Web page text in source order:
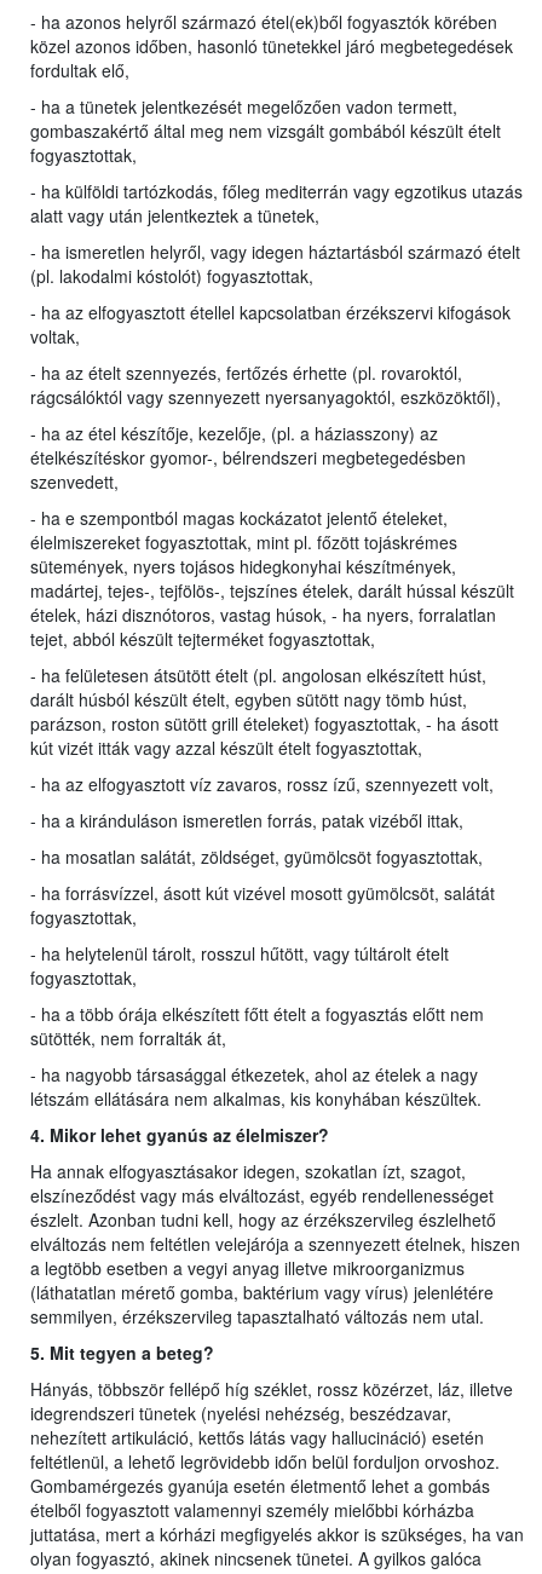
- ha azonos helyről származó étel(ek)ből fogyasztók körében
közel azonos időben, hasonló tünetekkel járó megbetegedések
fordultak elő,
- ha a tünetek jelentkezését megelőzően vadon termett,
gombaszakértő által meg nem vizsgált gombából készült ételt
fogyasztottak,
- ha külföldi tartózkodás, főleg mediterrán vagy egzotikus utazás
alatt vagy után jelentkeztek a tünetek,
- ha ismeretlen helyről, vagy idegen háztartásból származó ételt
(pl. lakodalmi kóstolót) fogyasztottak,
- ha az elfogyasztott étellel kapcsolatban érzékszervi kifogások
voltak,
- ha az ételt szennyezés, fertőzés érhette (pl. rovaroktól,
rágcsálóktól vagy szennyezett nyersanyagoktól, eszközöktől),
- ha az étel készítője, kezelője, (pl. a háziasszony) az
ételkészítéskor gyomor-, bélrendszeri megbetegedésben
szenvedett,
- ha e szempontból magas kockázatot jelentő ételeket,
élelmiszereket fogyasztottak, mint pl. főzött tojáskrémes
sütemények, nyers tojásos hidegkonyhai készítmények,
madártej, tejes-, tejfölös-, tejszínes ételek, darált hússal készült
ételek, házi disznótoros, vastag húsok, - ha nyers, forralatlan
tejet, abból készült tejterméket fogyasztottak,
- ha felületesen átsütött ételt (pl. angolosan elkészített húst,
darált húsból készült ételt, egyben sütött nagy tömb húst,
parázson, roston sütött grill ételeket) fogyasztottak, - ha ásott
kút vizét itták vagy azzal készült ételt fogyasztottak,
- ha az elfogyasztott víz zavaros, rossz ízű, szennyezett volt,
- ha a kiránduláson ismeretlen forrás, patak vizéből ittak,
- ha mosatlan salátát, zöldséget, gyümölcsöt fogyasztottak,
- ha forrásvízzel, ásott kút vizével mosott gyümölcsöt, salátát
fogyasztottak,
- ha helytelenül tárolt, rosszul hűtött, vagy túltárolt ételt
fogyasztottak,
- ha a több órája elkészített főtt ételt a fogyasztás előtt nem
sütötték, nem forralták át,
- ha nagyobb társasággal étkezetek, ahol az ételek a nagy
létszám ellátására nem alkalmas, kis konyhában készültek.
4. Mikor lehet gyanús az élelmiszer?
Ha annak elfogyasztásakor idegen, szokatlan ízt, szagot,
elszíneződést vagy más elváltozást, egyéb rendellenességet
észlelt. Azonban tudni kell, hogy az érzékszervileg észlelhető
elváltozás nem feltétlen velejárója a szennyezett ételnek, hiszen
a legtöbb esetben a vegyi anyag illetve mikroorganizmus
(láthatatlan mérető gomba, baktérium vagy vírus) jelenlétére
semmilyen, érzékszervileg tapasztalható változás nem utal.
5. Mit tegyen a beteg?
Hányás, többször fellépő híg széklet, rossz közérzet, láz, illetve
idegrendszeri tünetek (nyelési nehézség, beszédzavar,
nehezített artikuláció, kettős látás vagy hallucináció) esetén
feltétlenül, a lehető legrövidebb időn belül forduljon orvoshoz.
Gombamérgezés gyanúja esetén életmentő lehet a gombás
ételből fogyasztott valamennyi személy mielőbbi kórházba
juttatása, mert a kórházi megfigyelés akkor is szükséges, ha van
olyan fogyasztó, akinek nincsenek tünetei. A gyilkos galóca